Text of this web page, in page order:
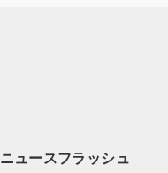
ニュースフラッシュ